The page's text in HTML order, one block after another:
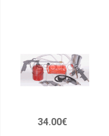
34.00€